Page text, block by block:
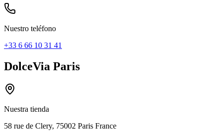
Nuestro teléfono
+33 6 66 10 31 41
DolceVia Paris
Nuestra tienda
58 rue de Clery, 75002 Paris France